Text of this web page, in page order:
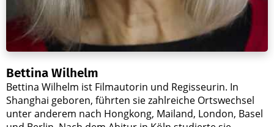
Bettina Wilhelm
Bettina Wilhelm ist Filmautorin und Regisseurin. In
Shanghai geboren, führten sie zahlreiche Ortswechsel
unter anderem nach Hongkong, Mailand, London, Basel